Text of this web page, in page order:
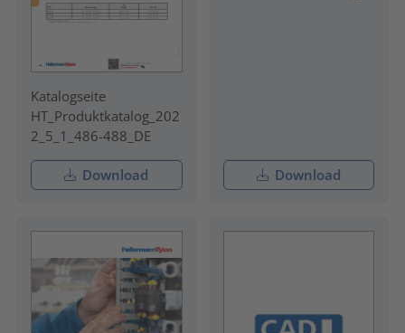
Katalogseite
HT_Produktkatalog_202
2_5_1_486-488_DE
Download Download